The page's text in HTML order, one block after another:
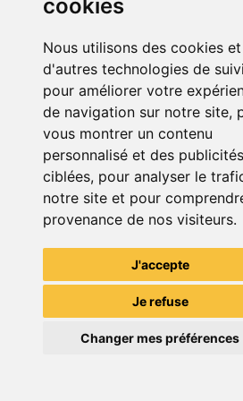
cookies
Nous utilisons des cookies et
d'autres technologies de suivi
pour améliorer votre
de navigation sur notre site,
vous montrer un contenu
personnalisé et des publicités
ciblées, pour analyser le
notre site et pour
provenance de nos visiteurs.
J'accepte
Je refuse
Changer mes préférences
8.90 € 0
Dragon Age Origins Xbox 360
TheGamingR83
Grenier du
Télécharge notre app pour une
Télécharger